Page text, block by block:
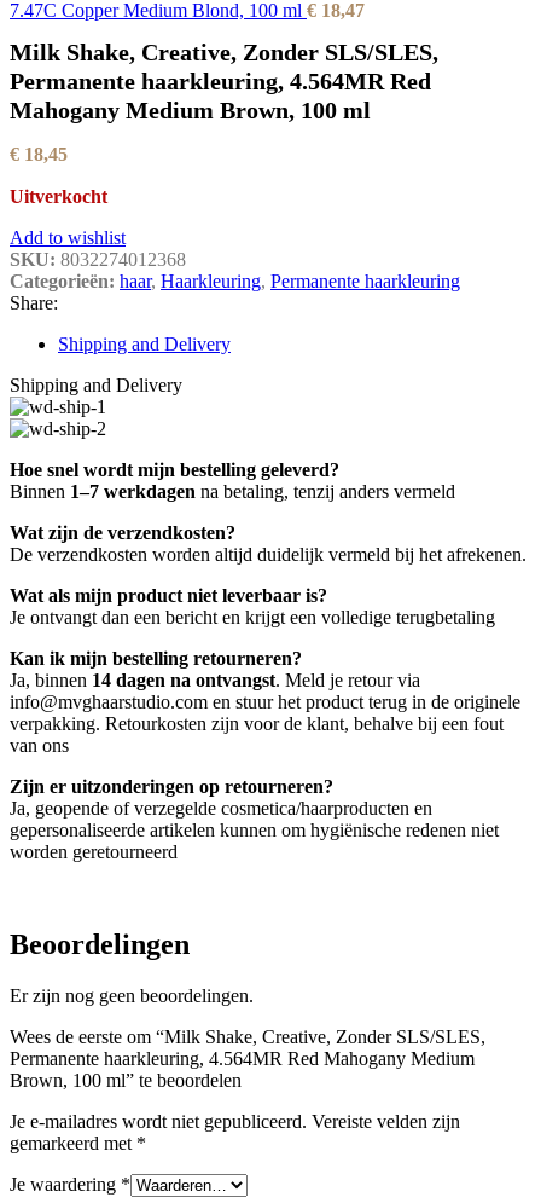
7.47C Copper Medium Blond, 100 ml € 18,47
Milk Shake, Creative, Zonder SLS/SLES,
Permanente haarkleuring, 4.564MR Red
Mahogany Medium Brown, 100 ml
€ 18,45
Uitverkocht
Add to wishlist
SKU: 8032274012368
Categorieën: haar, Haarkleuring, Permanente haarkleuring
Share:
Shipping and Delivery
Shipping and Delivery
Hoe snel wordt mijn bestelling geleverd?
Binnen 1–7 werkdagen na betaling, tenzij anders vermeld
Wat zijn de verzendkosten?
De verzendkosten worden altijd duidelijk vermeld bij het afrekenen.
Wat als mijn product niet leverbaar is?
Je ontvangt dan een bericht en krijgt een volledige terugbetaling
Kan ik mijn bestelling retourneren?
Ja, binnen 14 dagen na ontvangst. Meld je retour via
info@mvghaarstudio.com en stuur het product terug in de originele
verpakking. Retourkosten zijn voor de klant, behalve bij een fout
van ons
Zijn er uitzonderingen op retourneren?
Ja, geopende of verzegelde cosmetica/haarproducten en
gepersonaliseerde artikelen kunnen om hygiënische redenen niet
worden geretourneerd
Beoordelingen
Er zijn nog geen beoordelingen.
Wees de eerste om “Milk Shake, Creative, Zonder SLS/SLES,
Permanente haarkleuring, 4.564MR Red Mahogany Medium
Brown, 100 ml” te beoordelen
Je e-mailadres wordt niet gepubliceerd. Vereiste velden zijn
gemarkeerd met *
Je waardering *